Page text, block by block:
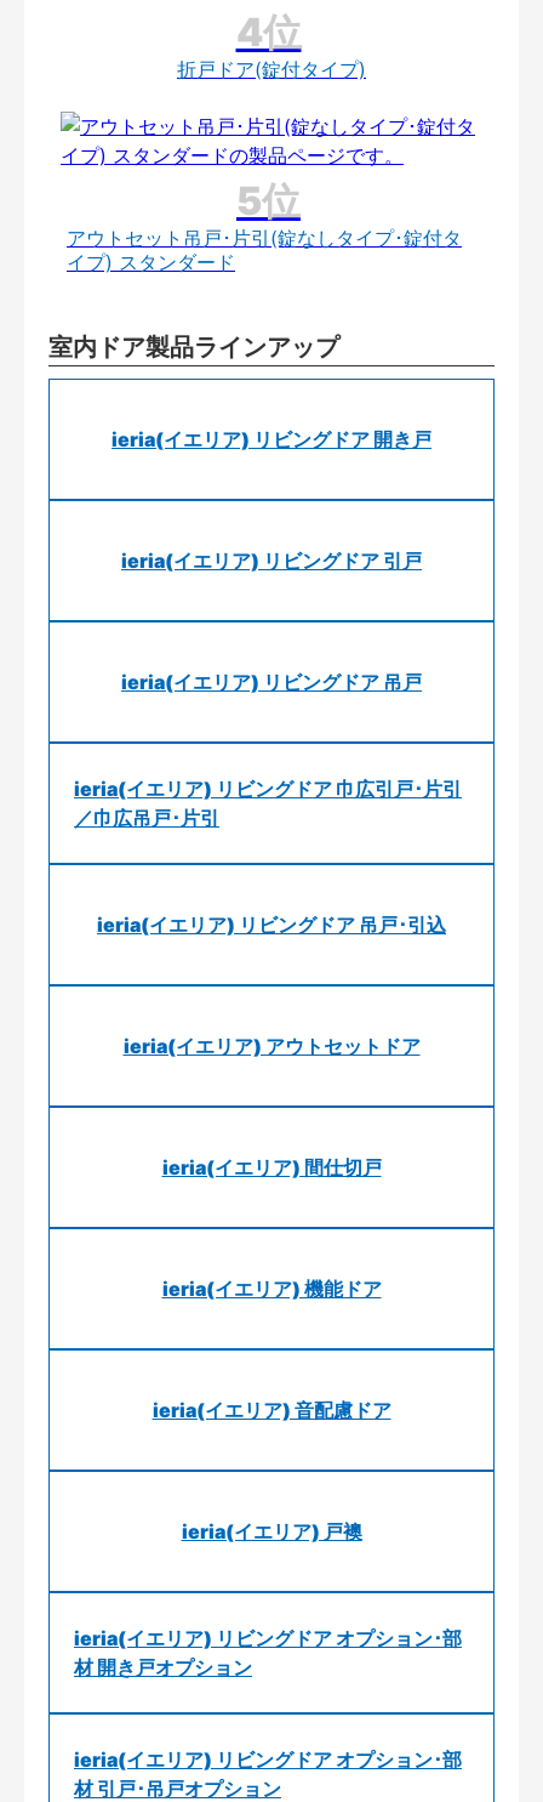
折戸ドア(錠付タイプ)
アウトセット吊戸･片引(錠なしタイプ･錠付タ
イプ) スタンダード
室内ドア製品ラインアップ
ieria(イエリア) リビングドア 開き戸
ieria(イエリア) リビングドア 引戸
ieria(イエリア) リビングドア 吊戸
ieria(イエリア) リビングドア 巾広引戸･片引
／巾広吊戸･片引
ieria(イエリア) リビングドア 吊戸･引込
ieria(イエリア) アウトセットドア
ieria(イエリア) 間仕切戸
ieria(イエリア) 機能ドア
ieria(イエリア) 音配慮ドア
ieria(イエリア) 戸襖
ieria(イエリア) リビングドア オプション･部
材 開き戸オプション
ieria(イエリア) リビングドア オプション･部
材 引戸･吊戸オプション